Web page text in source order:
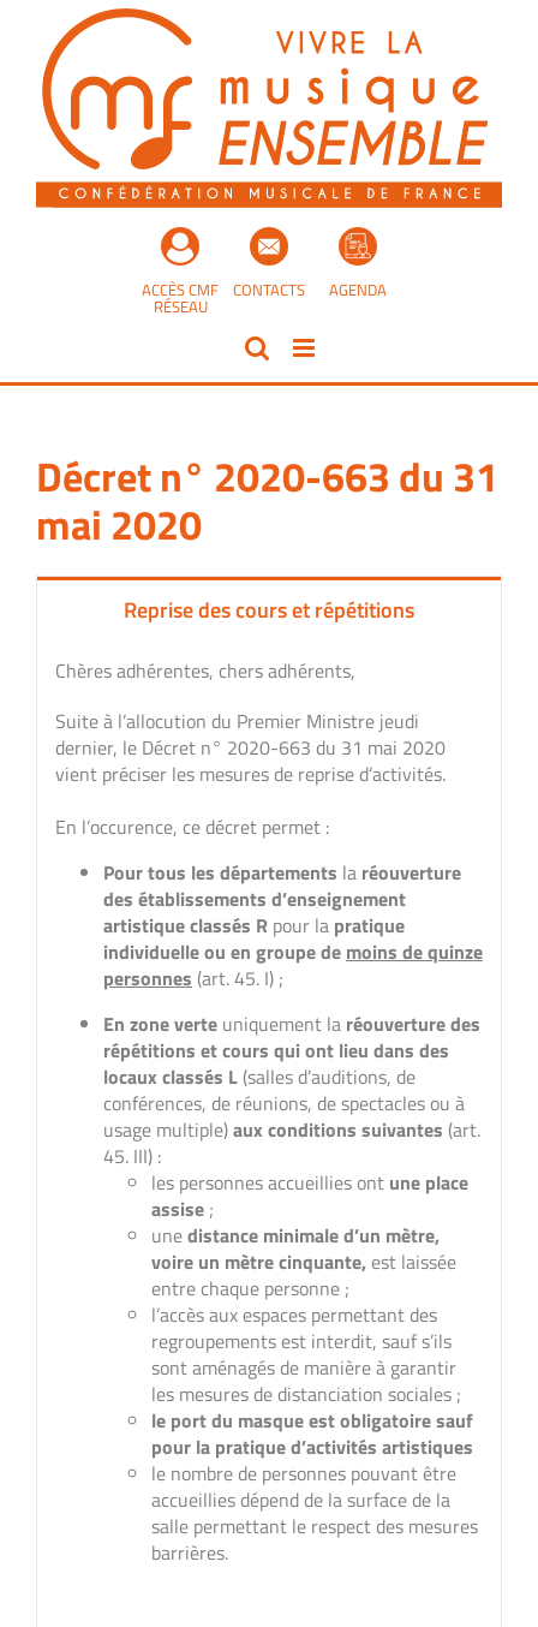
contenu
AGENDA
CONTACTS
ACCÈS CMF
RÉSEAU
Décret n° 2020-663 du 31
mai 2020
Reprise des cours et répétitions
Chères adhérentes, chers adhérents,
Suite à l’allocution du Premier Ministre jeudi
dernier, le Décret n° 2020-663 du 31 mai 2020
vient préciser les mesures de reprise d’activités.
En l’occurence, ce décret permet :
Pour tous les départements la réouverture
des établissements d’enseignement
artistique classés R pour la pratique
individuelle ou en groupe de moins de quinze
personnes (art. 45. I) ;
En zone verte uniquement la réouverture des
répétitions et cours qui ont lieu dans des
locaux classés L (salles d’auditions, de
conférences, de réunions, de spectacles ou à
usage multiple)aux conditions suivantes (art.
45. III) :
les personnes accueillies ont une place
assise ;
unedistance minimale d’un mètre,
voire un mètre cinquante,est laissée
entre chaque personne ;
l’accès aux espaces permettant des
regroupements est interdit, sauf s’ils
sont aménagés de manière à garantir
les mesures de distanciation sociales ;
le port du masque est obligatoire sauf
pour la pratique d’activités artistiques
le nombre de personnes pouvant être
accueillies dépend de la surface de la
salle permettant le respect des mesures
barrières.